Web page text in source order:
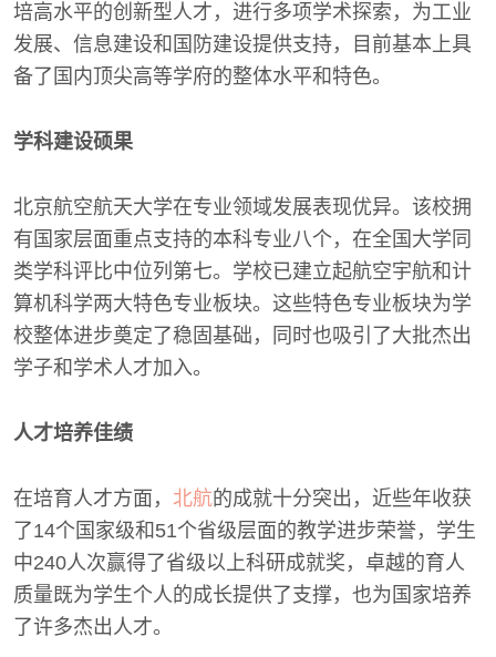
培高水平的创新型人才，进行多项学术探索，为工业
发展、信息建设和国防建设提供支持，目前基本上具
备了国内顶尖高等学府的整体水平和特色。
学科建设硕果
北京航空航天大学在专业领域发展表现优异。该校拥
有国家层面重点支持的本科专业八个，在全国大学同
类学科评比中位列第七。学校已建立起航空宇航和计
算机科学两大特色专业板块。这些特色专业板块为学
校整体进步奠定了稳固基础，同时也吸引了大批杰出
学子和学术人才加入。
人才培养佳绩
在培育人才方面， 北航的成就十分突出，近些年收获
了14个国家级和51个省级层面的教学进步荣誉，学生
中240人次赢得了省级以上科研成就奖，卓越的育人
质量既为学生个人的成长提供了支撑，也为国家培养
了许多杰出人才。